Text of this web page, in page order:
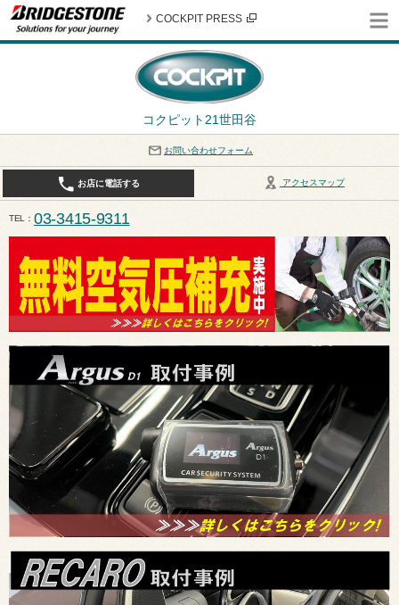
コクピット21世田谷
COCKPIT PRESS
お問い合わせフォーム
アクセスマップ
お店に電話する
TEL 03-3415-9311
平日10:30〜19:00 作業受付終了は17:30になります。 / 定休日：8月定休日は火曜日、水曜日とな
ます。ご注意ください。